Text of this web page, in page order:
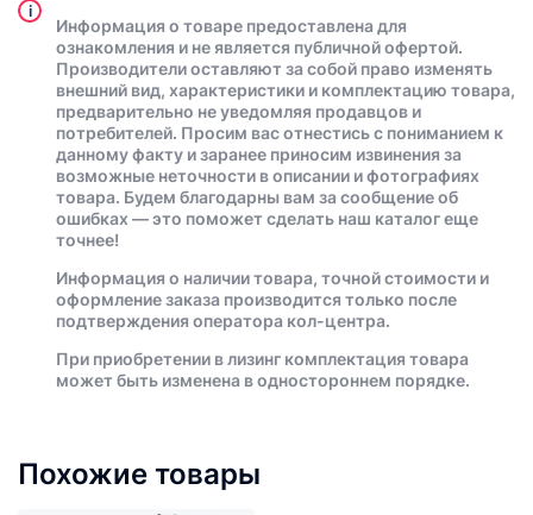
i
Информация о товаре предоставлена для
ознакомления и не является публичной офертой.
Производители оставляют за собой право изменять
внешний вид, характеристики и комплектацию товара,
предварительно не уведомляя продавцов и
потребителей. Просим вас отнестись с пониманием к
данному факту и заранее приносим извинения за
возможные неточности в описании и фотографиях
товара. Будем благодарны вам за сообщение об
ошибках — это поможет сделать наш каталог еще
точнее!
Информация о наличии товара, точной стоимости и
оформление заказа производится только после
подтверждения оператора кол-центра.
При приобретении в лизинг комплектация товара
может быть изменена в одностороннем порядке.
Похожие товары